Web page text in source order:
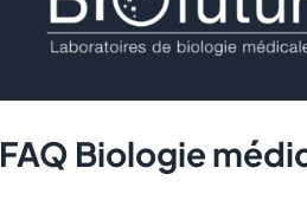
FAQ Biologie